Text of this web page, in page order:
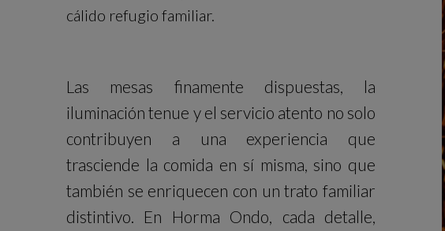
cálido refugio familiar.
Las mesas finamente dispuestas, la
iluminación tenue y el servicio atento no solo
contribuyen a una experiencia que
trasciende la comida en sí misma, sino que
también se enriquecen con un trato familiar
distintivo. En Horma Ondo, cada detalle,